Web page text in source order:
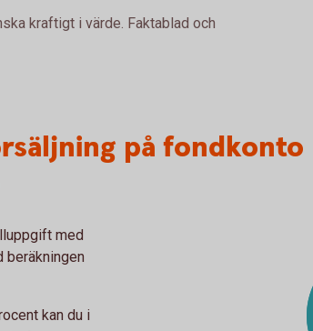
kraftigt i värde. Faktablad och
på fondkonto
med
kan du i